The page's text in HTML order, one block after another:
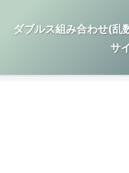
ダブルス組み合わせ(乱
サ